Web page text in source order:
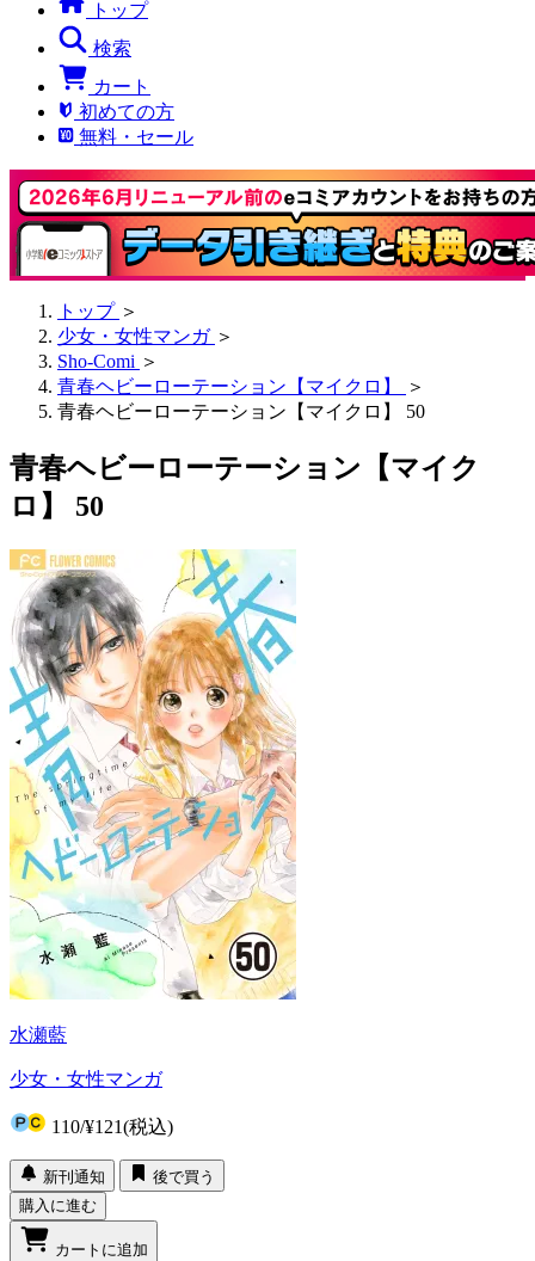
トップ
検索
カート
初めての方
無料・セール
トップ ＞
少女・女性マンガ ＞
Sho-Comi ＞
青春ヘビーローテーション【マイクロ】
＞
青春ヘビーローテーション【マイクロ】 50
青春ヘビーローテーション【マイク
ロ】 50
水瀬藍
少女・女性マンガ
110/¥121(税込)
新刊通知
後で買う
購入に進む
カートに追加